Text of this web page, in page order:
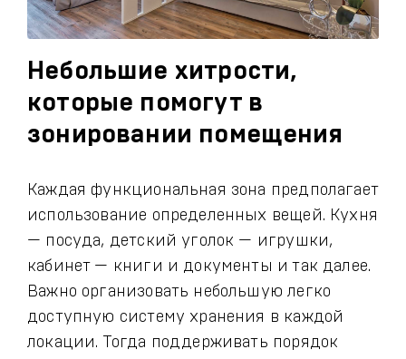
Небольшие хитрости,
которые помогут в
зонировании помещения
Каждая функциональная зона предполагает
использование определенных вещей. Кухня
— посуда, детский уголок — игрушки,
кабинет — книги и документы и так далее.
Важно организовать небольшую легко
доступную систему хранения в каждой
локации. Тогда поддерживать порядок